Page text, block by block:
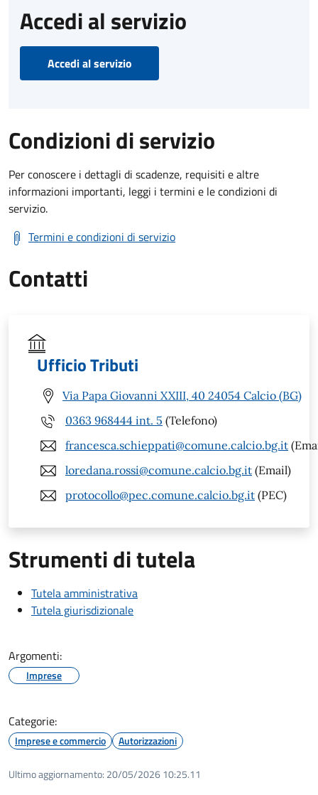
Accedi al servizio
Accedi al servizio
Condizioni di servizio
Per conoscere i dettagli di scadenze, requisiti e altre
informazioni importanti, leggi i termini e le condizioni di
servizio.
Termini e condizioni di servizio
Contatti
Ufficio Tributi
Via Papa Giovanni XXIII, 40 24054 Calcio (BG)
0363 968444 int. 5 (Telefono)
francesca.schieppati@comune.calcio.bg.it
loredana.rossi@comune.calcio.bg.it (Email)
protocollo@pec.comune.calcio.bg.it (PEC)
Strumenti di tutela
Tutela amministrativa
Tutela giurisdizionale
Argomenti:
Imprese
Categorie:
Imprese e commercio Autorizzazioni
Ultimo aggiornamento: 20/05/2026 10:25.11